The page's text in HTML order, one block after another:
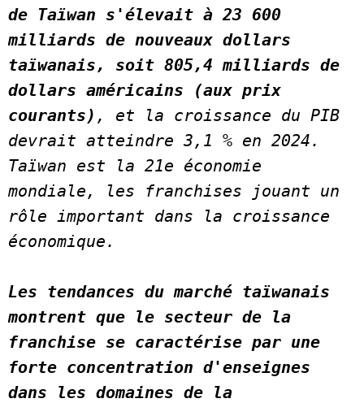
de Taïwan s'élevait à 23 600
milliards de nouveaux dollars
taïwanais, soit 805,4 milliards de
dollars américains (aux prix
courants) , et la croissance du PIB
devrait atteindre 3,1 % en 2024.
Taïwan est la 21e économie
mondiale, les franchises jouant un
rôle important dans la croissance
économique.
Les tendances du marché taïwanais
montrent que le secteur de la
franchise se caractérise par une
forte concentration d'enseignes
dans les domaines de la